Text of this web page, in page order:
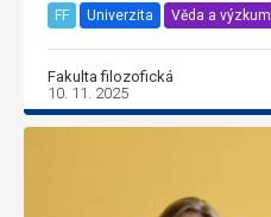
FF Univerzita Věda a výzkum
Fakulta filozofická
10. 11. 2025